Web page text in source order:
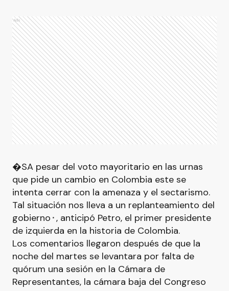
Ads
�SA pesar del voto mayoritario en las urnas
que pide un cambio en Colombia este se
intenta cerrar con la amenaza y el sectarismo.
Tal situación nos lleva a un replanteamiento del
gobierno⬝, anticipó Petro, el primer presidente
de izquierda en la historia de Colombia.
Los comentarios llegaron después de que la
noche del martes se levantara por falta de
quórum una sesión en la Cámara de
Representantes, la cámara baja del Congreso